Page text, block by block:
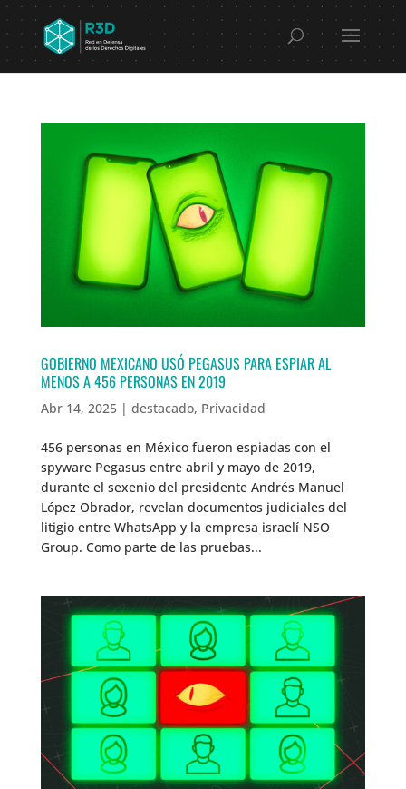
GOBIERNO MEXICANO USÓ PEGASUS PARA ESPIAR AL
MENOS A 456 PERSONAS EN 2019
Abr 14, 2025| destacado, Privacidad
456 personas en México fueron espiadas con el
spyware Pegasus entre abril y mayo de 2019,
durante el sexenio del presidente Andrés Manuel
López Obrador, revelan documentos judiciales del
litigio entre WhatsApp y la empresa israelí NSO
Group. Como parte de las pruebas...